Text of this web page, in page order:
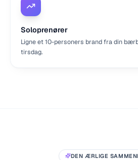
Soloprenører
Ligne et 10-personers brand fra din
tirsdag.
DEN ÆRLIGE